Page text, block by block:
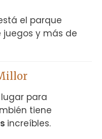
juegos y más de
increíbles.